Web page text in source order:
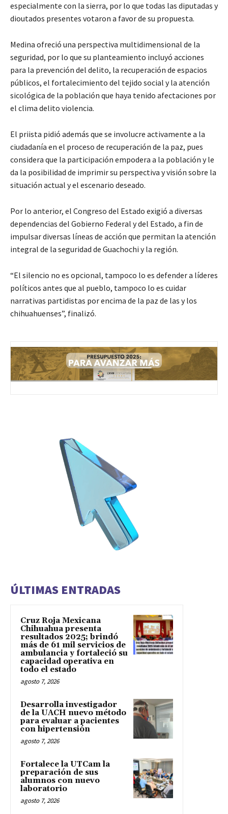
especialmente con la sierra, por lo que todas las diputadas y
dioutados presentes votaron a favor de su propuesta.
Medina ofreció una perspectiva multidimensional de la
seguridad, por lo que su planteamiento incluyó acciones
para la prevención del delito, la recuperación de espacios
públicos, el fortalecimiento del tejido social y la atención
sicológica de la población que haya tenido afectaciones por
el clima delito violencia.
El priista pidió además que se involucre activamente a la
ciudadanía en el proceso de recuperación de la paz, pues
considera que la participación empodera a la población y le
da la posibilidad de imprimir su perspectiva y visión sobre la
situación actual y el escenario deseado.
Por lo anterior, el Congreso del Estado exigió a diversas
dependencias del Gobierno Federal y del Estado, a fin de
impulsar diversas líneas de acción que permitan la atención
integral de la seguridad de Guachochi y la región.
“El silencio no es opcional, tampoco lo es defender a líderes
políticos antes que al pueblo, tampoco lo es cuidar
narrativas partidistas por encima de la paz de las y los
chihuahuenses”, finalizó.
ÚLTIMAS ENTRADAS
Cruz Roja Mexicana
Chihuahua presenta
resultados 2025; brindó
más de 61 mil servicios de
ambulancia y fortaleció su
capacidad operativa en
todo el estado
agosto 7, 2026
Desarrolla investigador
de la UACH nuevo método
para evaluar a pacientes
con hipertensión
agosto 7, 2026
Fortalece la UTCam la
preparación de sus
alumnos con nuevo
laboratorio
agosto 7, 2026